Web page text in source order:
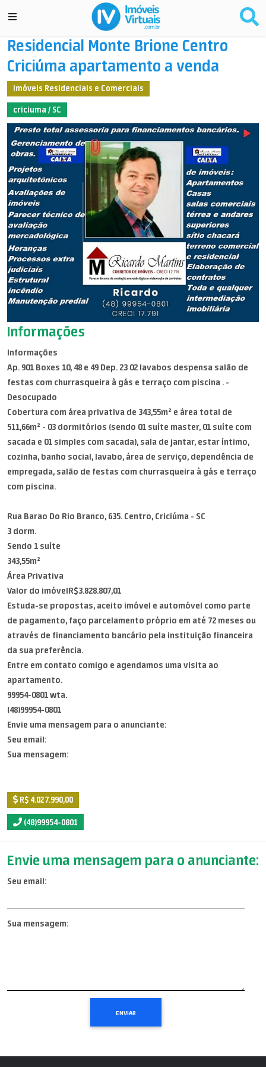
Residencial Monte Brione Centro
Criciúma apartamento a venda
Imóveis Residenciais e Comerciais
criciuma / SC
Informações
Informações
Ap. 901 Boxes 10, 48 e 49 Dep. 23 02 lavabos despensa salão de
festas com churrasqueira à gás e terraço com piscina . -
Desocupado
Cobertura com área privativa de 343,55m² e área total de
511,66m² - 03 dormitórios (sendo 01 suíte master, 01 suíte com
sacada e 01 simples com sacada), sala de jantar, estar íntimo,
cozinha, banho social, lavabo, área de serviço, dependência de
empregada, salão de festas com churrasqueira à gás e terraço
com piscina.
Rua Barao Do Rio Branco, 635. Centro, Criciúma - SC
3 dorm.
Sendo 1 suíte
343,55m²
Área Privativa
Valor do imóvelR$3.828.807,01
Estuda-se propostas, aceito imóvel e automóvel como parte
de pagamento, faço parcelamento próprio em até 72 meses ou
através de financiamento bancário pela instituição financeira
da sua preferência.
Entre em contato comigo e agendamos uma visita ao
apartamento.
99954-0801 wta.
(48)99954-0801
Envie uma mensagem para o anunciante:
Seu email:
Sua mensagem:
R$ 4.027.990,00
(48)99954-0801
Envie uma mensagem para o anunciante:
Seu email:
Sua mensagem: